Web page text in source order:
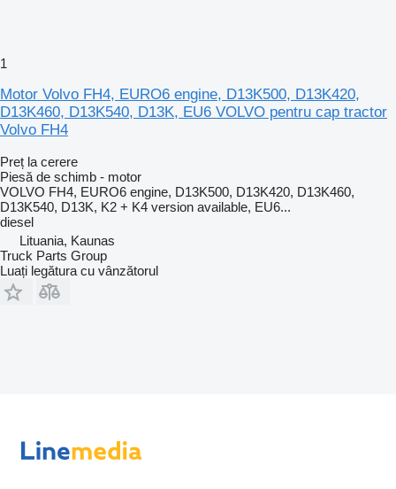
1
Motor Volvo FH4, EURO6 engine, D13K500, D13K420,
D13K460, D13K540, D13K, EU6 VOLVO pentru cap tractor
Volvo FH4
Preț la cerere
Piesă de schimb - motor
VOLVO FH4, EURO6 engine, D13K500, D13K420, D13K460,
D13K540, D13K, K2 + K4 version available, EU6...
diesel
Lituania, Kaunas
Truck Parts Group
Luați legătura cu vânzătorul